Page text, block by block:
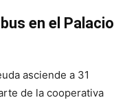
en el Palacio
asciende a 31
de la cooperativa